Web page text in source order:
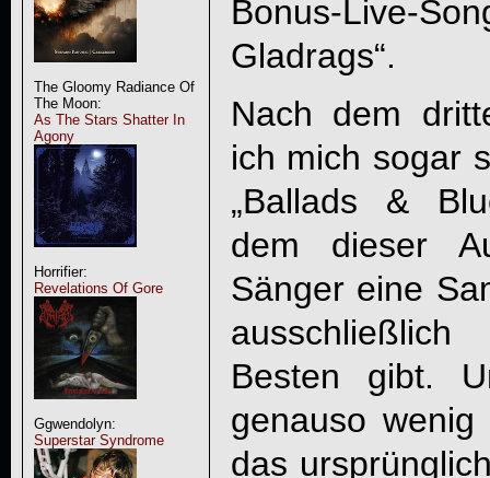
The Gloomy Radiance Of
The Moon:
As The Stars Shatter In
Agony
Horrifier:
Revelations Of Gore
Ggwendolyn:
Superstar Syndrome
Bonus-Live-
Gladrags“.
Nach dem
ich mich sogar
„Ballads &
dem dieser
Sänger eine
Besten gibt.
genauso wenig
das